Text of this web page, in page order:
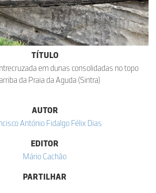
TÍTULO
em dunas consolidadas no topo
da Praia da Aguda (Sintra)
AUTOR
António Fidalgo Félix Dias
EDITOR
Mário Cachão
PARTILHAR